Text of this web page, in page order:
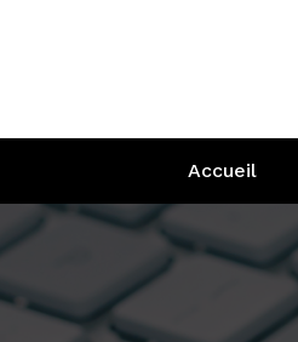
Accueil